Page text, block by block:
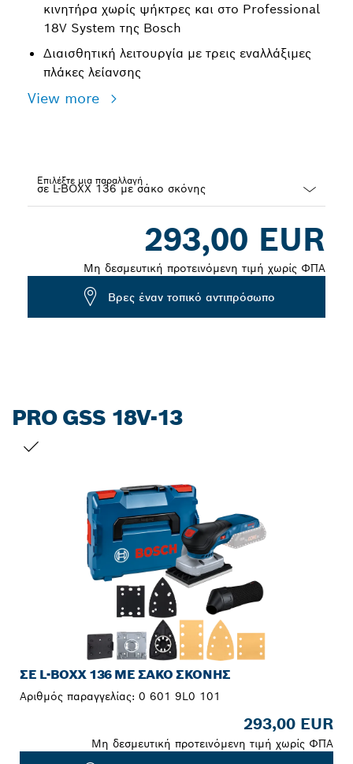
κινητήρα χωρίς ψήκτρες και στο Professional
18V System της Bosch
Διαισθητική λειτουργία με τρεις εναλλάξιμες
πλάκες λείανσης
View more
Επιλέξτε μια παραλλαγή
293,00 EUR
Μη δεσμευτική προτεινόμενη τιμή χωρίς ΦΠΑ
Βρες έναν τοπικό αντιπρόσωπο
PRO GSS 18V-13
ΣΕ L-BOXX 136 ΜΕ ΣΆΚΟ ΣΚΌΝΗΣ
Αριθμός παραγγελίας: 0 601 9L0 101
293,00 EUR
Μη δεσμευτική προτεινόμενη τιμή χωρίς ΦΠΑ